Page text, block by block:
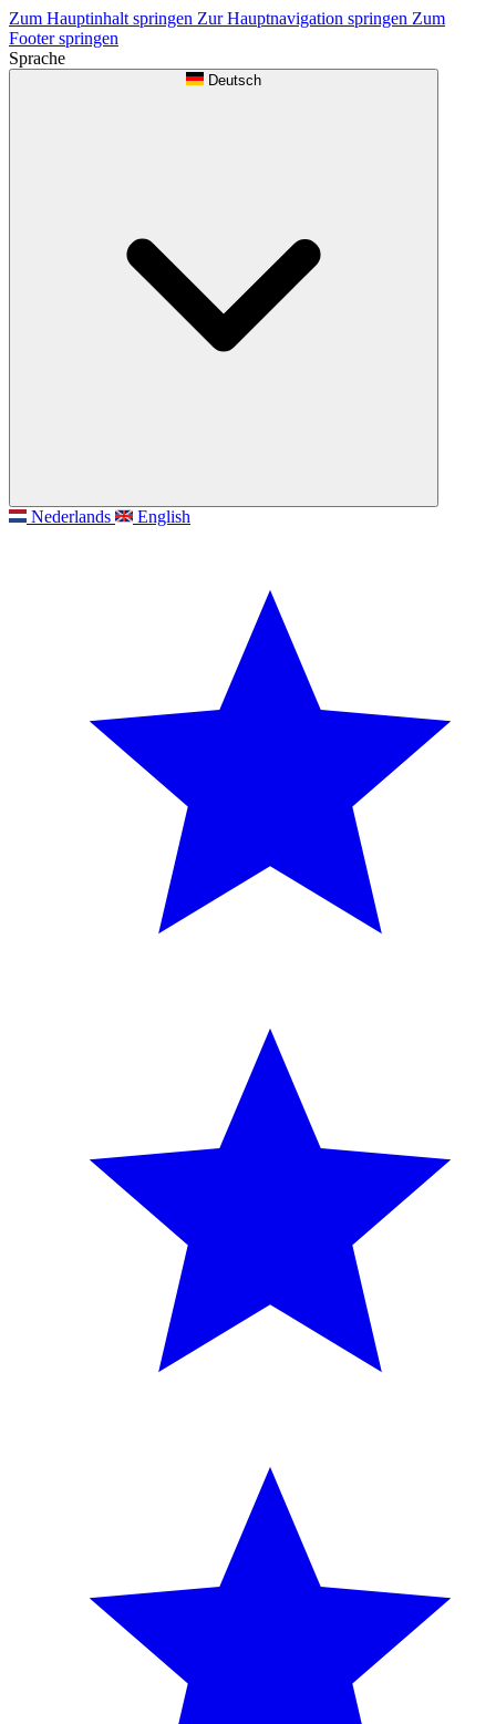
Zum Hauptinhalt springen Zur Hauptnavigation springen Zum
Footer springen
Sprache
Deutsch
Nederlands English